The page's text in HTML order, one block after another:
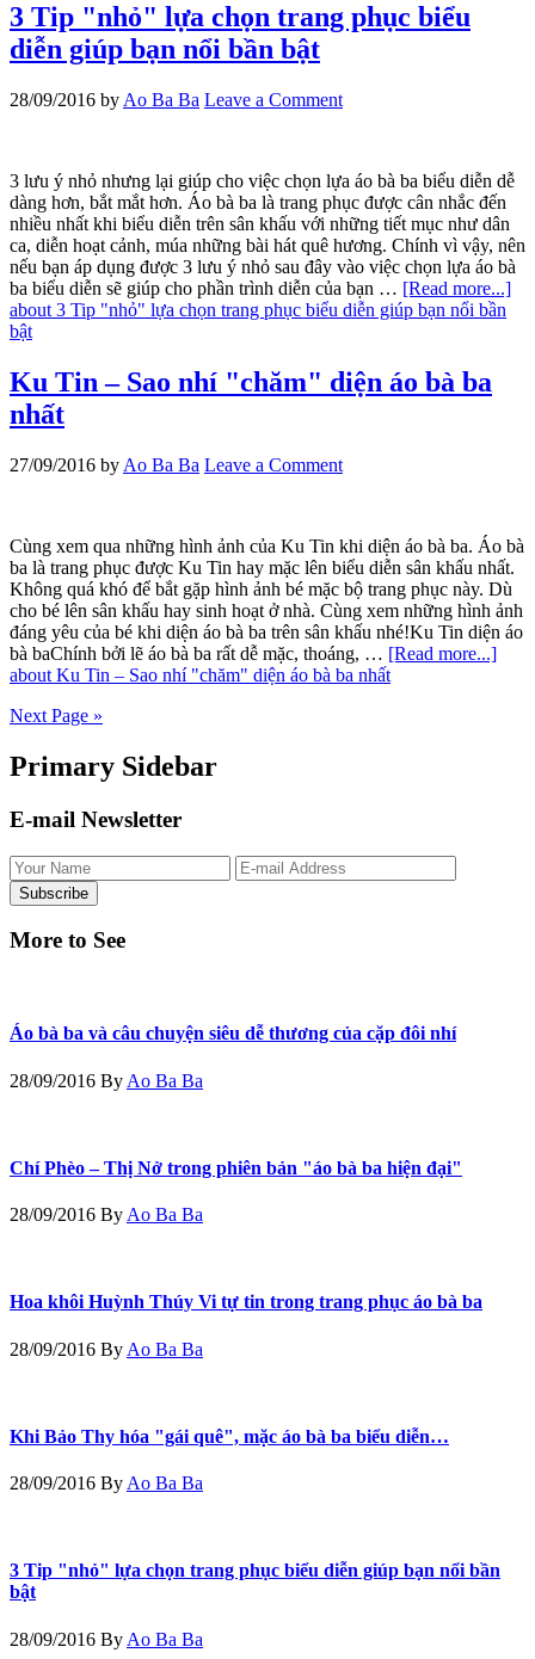
3 Tip "nhỏ" lựa chọn trang phục biểu
diễn giúp bạn nổi bần bật
28/09/2016 by Ao Ba Ba Leave a Comment
3 lưu ý nhỏ nhưng lại giúp cho việc chọn lựa áo bà ba biểu diễn dễ
dàng hơn, bắt mắt hơn. Áo bà ba là trang phục được cân nhắc đến
nhiều nhất khi biểu diễn trên sân khấu với những tiết mục như dân
ca, diễn hoạt cảnh, múa những bài hát quê hương. Chính vì vậy, nên
nếu bạn áp dụng được 3 lưu ý nhỏ sau đây vào việc chọn lựa áo bà
ba biểu diễn sẽ giúp cho phần trình diễn của bạn … [Read more...]
about 3 Tip "nhỏ" lựa chọn trang phục biểu diễn giúp bạn nổi bần
bật
Ku Tin – Sao nhí "chăm" diện áo bà ba
nhất
27/09/2016 by Ao Ba Ba Leave a Comment
Cùng xem qua những hình ảnh của Ku Tin khi diện áo bà ba. Áo bà
ba là trang phục được Ku Tin hay mặc lên biểu diễn sân khấu nhất.
Không quá khó để bắt gặp hình ảnh bé mặc bộ trang phục này. Dù
cho bé lên sân khấu hay sinh hoạt ở nhà. Cùng xem những hình ảnh
đáng yêu của bé khi diện áo bà ba trên sân khấu nhé!Ku Tin diện áo
bà baChính bởi lẽ áo bà ba rất dễ mặc, thoáng, … [Read more...]
about Ku Tin – Sao nhí "chăm" diện áo bà ba nhất
Next Page »
Primary Sidebar
E-mail Newsletter
More to See
Áo bà ba và câu chuyện siêu dễ thương của cặp đôi nhí
28/09/2016 By Ao Ba Ba
Chí Phèo – Thị Nở trong phiên bản "áo bà ba hiện đại"
28/09/2016 By Ao Ba Ba
Hoa khôi Huỳnh Thúy Vi tự tin trong trang phục áo bà ba
28/09/2016 By Ao Ba Ba
Khi Bảo Thy hóa "gái quê", mặc áo bà ba biểu diễn…
28/09/2016 By Ao Ba Ba
3 Tip "nhỏ" lựa chọn trang phục biểu diễn giúp bạn nổi bần
bật
28/09/2016 By Ao Ba Ba